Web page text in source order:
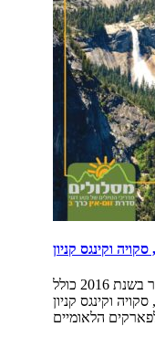
הספר זום-אין כרך 3 יצא לאור בשנת 2016 כולל
וקינגס קניון